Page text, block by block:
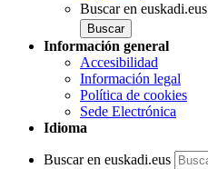
Buscar en euskadi.eus
Información general
Accesibilidad
Información legal
Política de cookies
Sede Electrónica
Idioma
Buscar en euskadi.eus